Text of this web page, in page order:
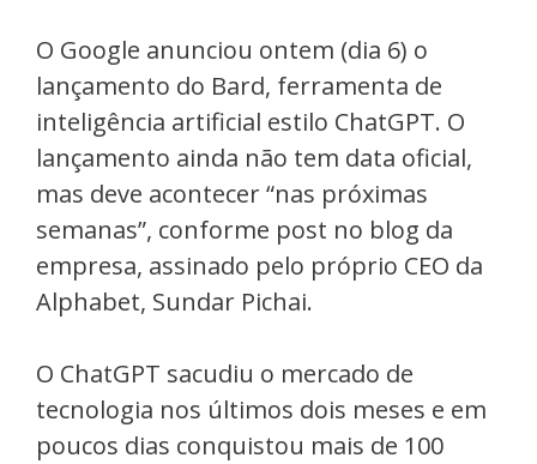
O Google anunciou ontem (dia 6) o
lançamento do Bard, ferramenta de
inteligência artificial estilo ChatGPT. O
lançamento ainda não tem data oficial,
mas deve acontecer “nas próximas
semanas”, conforme post no blog da
empresa, assinado pelo próprio CEO da
Alphabet, Sundar Pichai.
O ChatGPT sacudiu o mercado de
tecnologia nos últimos dois meses e em
poucos dias conquistou mais de 100